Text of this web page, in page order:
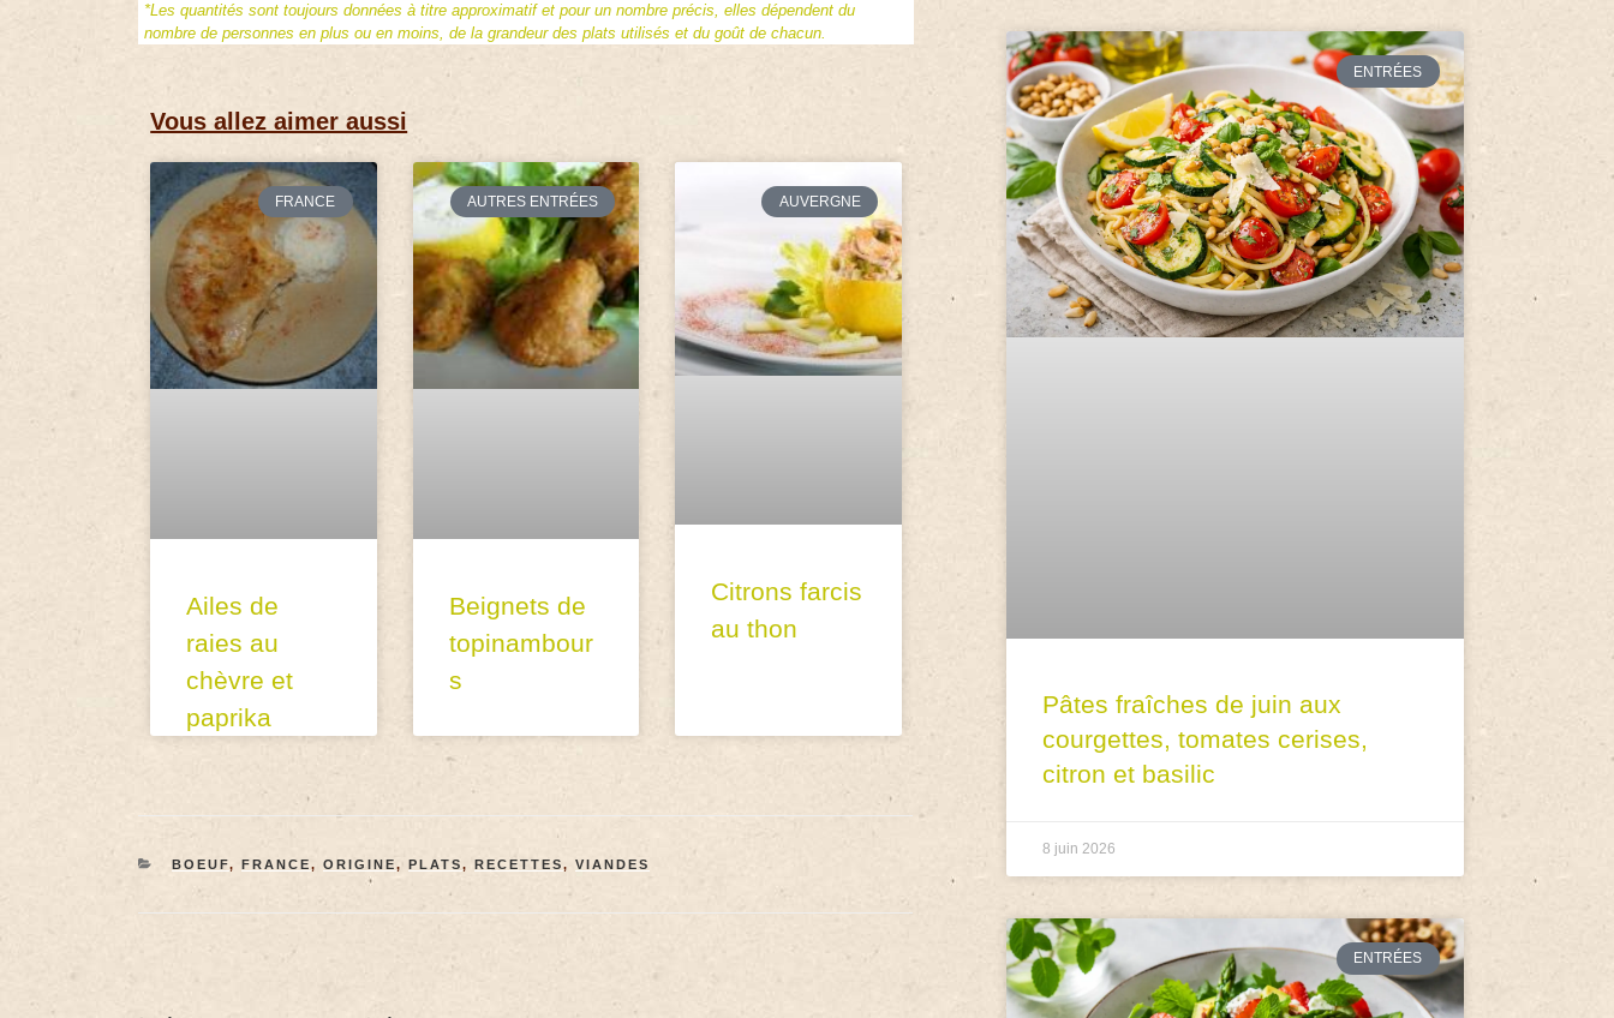
*Les quantités sont toujours données à titre approximatif et pour un nombre précis, elles dépendent du
nombre de personnes en plus ou en moins, de la grandeur des plats utilisés et du goût de chacun.
Vous allez aimer aussi
FRANCE
Ailes de
raies au
chèvre et
paprika
AUTRES ENTRÉES
Beignets de
topinambour
s
AUVERGNE
Citrons farcis
au thon
BOEUF, FRANCE, ORIGINE, PLATS, RECETTES, VIANDES
ENTRÉES
Pâtes fraîches de juin aux
courgettes, tomates cerises,
citron et basilic
8 juin 2026
ENTRÉES